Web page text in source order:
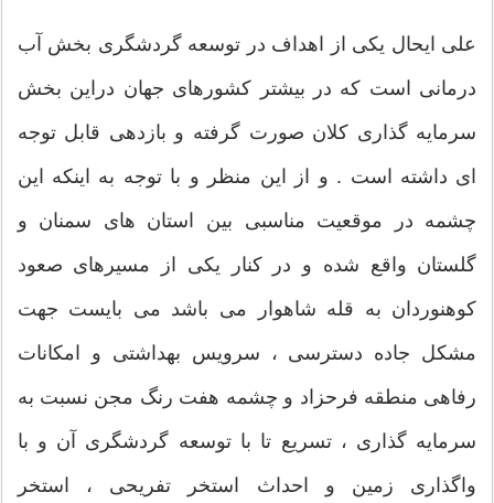
علی ایحال یكی از اهداف در توسعه گردشگری بخش آب
درمانی است كه در بیشتر كشورهای جهان دراین بخش
سرمایه گذاری کلان صورت گرفته و بازدهی قابل توجه
ای داشته است . و از این منظر و با توجه به اینکه این
چشمه در موقعیت مناسبی بین استان های سمنان و
گلستان واقع شده و در کنار یکی از مسیرهای صعود
کوهنوردان به قله شاهوار می باشد می بایست جهت
مشکل جاده دسترسی ، سرویس بهداشتی و امكانات
رفاهی منطقه فرحزاد و چشمه هفت رنگ مجن نسبت به
سرمایه گذاری ، تسریع تا با توسعه گردشگری آن و با
واگذاری زمین و احداث استخر تفریحی ، استخر